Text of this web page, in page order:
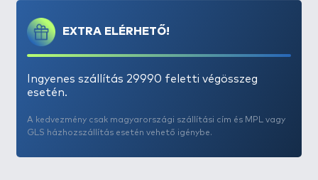
EXTRA ELÉRHETŐ!
Ingyenes szállítás 29990 feletti végösszeg
esetén.
A kedvezmény csak magyarországi szállítási cím és MPL vagy
GLS házhozszállítás esetén vehető igénybe.